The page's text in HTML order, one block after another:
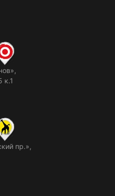
к.1
пр.»,